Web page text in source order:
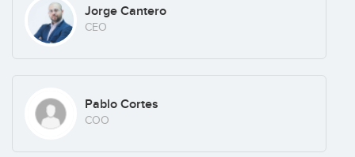
Jorge Cantero
CEO
Pablo Cortes
COO